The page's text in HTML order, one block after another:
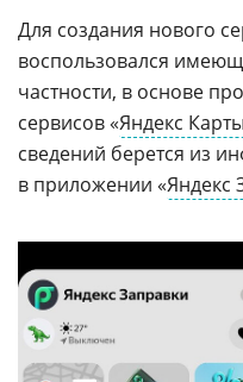
Для создания нового
воспользовался
частности, в основе
сервисов «Яндекс Карты
сведений берется из
в приложении «Яндекс